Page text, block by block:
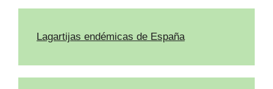
Lagartijas endémicas de España